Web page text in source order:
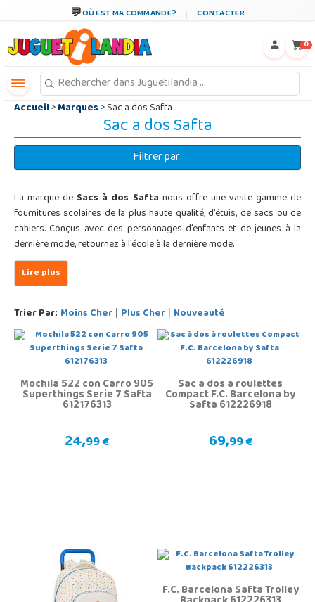
OÙ EST MA COMMANDE? CONTACTER
0
Accueil>Marques> Sac a dos Safta
Sac a dos Safta
Filtrer par:
La marque de Sacs à dos Safta nous offre une vaste gamme de
fournitures scolaires de la plus haute qualité, d'étuis, de sacs ou de
cahiers. Conçus avec des personnages d'enfants et de jeunes à la
dernière mode, retournez à l'école à la dernière mode.
Trier Par: Moins Cher | Plus Cher | Nouveauté
Mochila 522 con Carro 905
Superthings Serie 7 Safta
612176313
24,99 €
Sac à dos à roulettes
Compact F.C. Barcelona by
Safta 612226918
69,99 €
F.C. Barcelona Safta Trolley